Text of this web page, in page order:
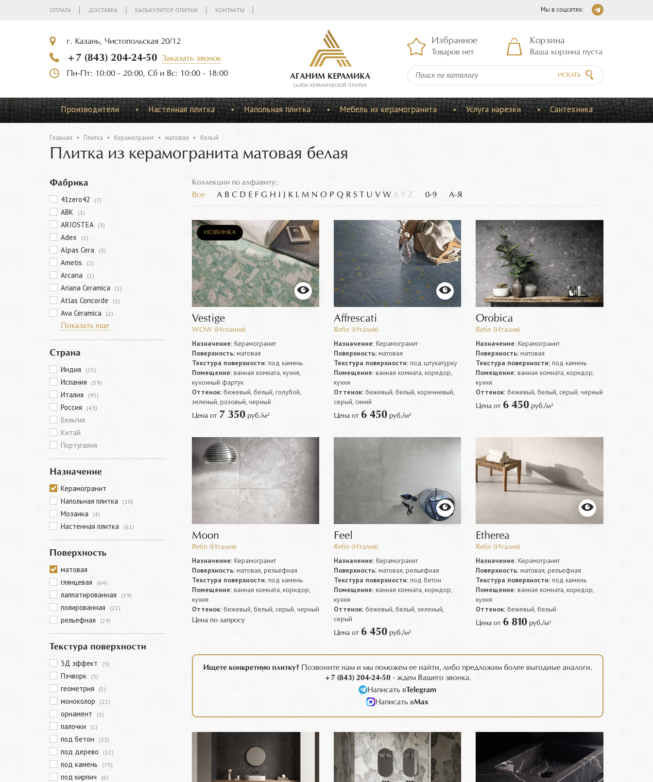
ОПЛАТА ДОСТАВКА КАЛЬКУЛЯТОР ПЛИТКИ КОНТАКТЫ Мы в соцсетях:
г. Казань, Чистопольская 20/12
+7 (843) 204-24-50
Заказать звонок
Пн-Пт: 10:00 - 20:00, Сб и Вс: 10:00 - 18:00
АГАНИМ КЕРАМИКА
CАЛОН КЕРАМИЧЕСКОЙ ПЛИТКИ
Избранное
Товаров нет
Корзина
Ваша корзина пуста
ИСКАТЬ
Производители Настенная плитка Напольная плитка Мебель из керамогранита Услуга нарезки Сантехника
Главная Плитка Керамогранит матовая белый
Плитка из керамогранита матовая белая
Фабрика
41zero42 (7)
ABK (1)
ARIOSTEA (3)
Adex (1)
Alpas Cera (3)
Ametis (2)
Arcana (1)
Ariana Ceramica (1)
Atlas Concorde (1)
Ava Ceramica
(2)
Показать еще
Страна
Индия (25)
Испания (59)
Италия (95)
Россия (43)
Бельгия
Китай
Португалия
Назначение
Керамогранит
Напольная плитка
(10)
Мозаика (4)
Настенная плитка (61)
Поверхность
матовая
глянцевая
(64)
лаппатированная (19)
полированная (22)
рельефная (29)
Текстура поверхности
3Д эффект (3)
Пэчворк (3)
геометрия (5)
моноколор (22)
орнамент (1)
палочки (1)
под бетон (33)
под дерево (12)
под камень (79)
под кирпич
(6)
Коллекции по алфавиту:
Все A B C D E F G H I J K L M N O P Q R S T U V W X Y Z 0-9 А-Я
НОВИНКА
Vestige
WOW (Испания)
Назначение:Керамогранит
Поверхность:матовая
Текстура поверхности:под камень
Помещение:ванная комната, кухня,
кухонный фартук
Оттенок:бежевый, белый, голубой,
зеленый, розовый, черный
Цена от 7 350руб./м²
Affrescati
Refin (Италия)
Назначение:Керамогранит
Поверхность:матовая
Текстура поверхности:под штукатурку
Помещение:ванная комната, коридор,
кухня
Оттенок:бежевый, белый, коричневый,
серый, синий
Цена от 6 450руб./м²
Orobica
Refin (Италия)
Назначение: Керамогранит
Поверхность: матовая
Текстура поверхности: под камень
Помещение: ванная комната, коридор,
кухня
Оттенок: бежевый, белый, серый, черный
Цена от 6 450 руб./м²
Moon
Refin (Италия)
Назначение:Керамогранит
Поверхность:матовая, рельефная
Текстура поверхности:под камень
Помещение:ванная комната, коридор,
кухня
Оттенок:бежевый, белый, серый, черный
Цена по запросу
Feel
Refin (Италия)
Назначение:Керамогранит
Поверхность:матовая, рельефная
Текстура поверхности:под бетон
Помещение:ванная комната, коридор,
кухня
Оттенок:бежевый, белый, зеленый,
серый
Цена от 6 450руб./м²
Etherea
Refin (Италия)
Назначение: Керамогранит
Поверхность: матовая, рельефная
Текстура поверхности: под камень
Помещение: ванная комната, коридор,
кухня
Оттенок: бежевый, белый
Цена от 6 810 руб./м²
Ищете конкретную плитку? Позвоните нам и мы поможем ее найти, либо предложим более выгодные аналоги.
+7 (843) 204-24-50- ждем Вашего звонка.
Написать вTelegram
Написать вMax